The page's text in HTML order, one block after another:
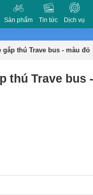
Sản phẩm Tin tức Dịch vụ
gắp thú Trave bus - màu đỏ
thú Trave bus